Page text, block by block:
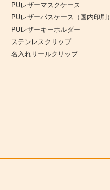
PUレザーマスクケース
PUレザーパスケース（国内印刷）
PUレザーキーホルダー
ステンレスクリップ
名入れリールクリップ